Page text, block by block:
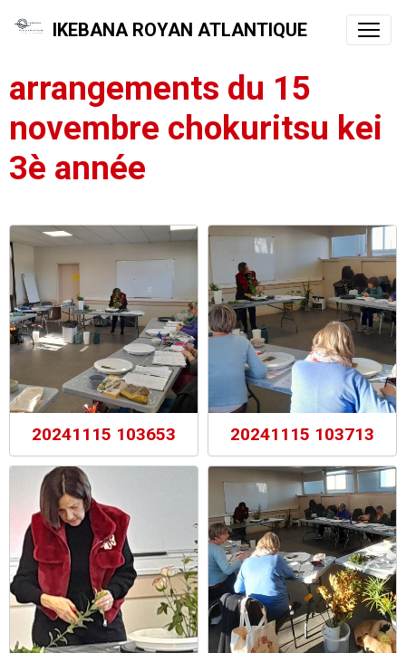
IKEBANA ROYAN ATLANTIQUE
arrangements du 15
novembre chokuritsu kei
3è année
20241115 103653 20241115 103713